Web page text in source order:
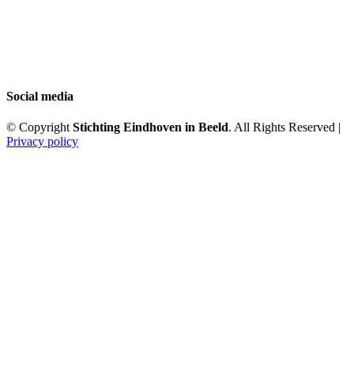
Social media
© Copyright Stichting Eindhoven in Beeld. All Rights Reserved |
Privacy policy